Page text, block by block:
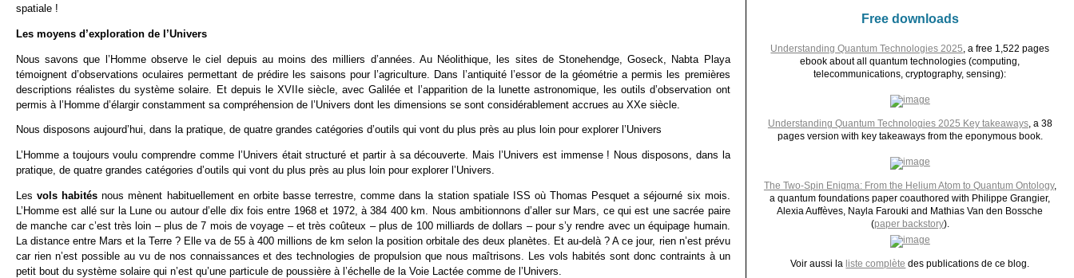
spatiale !
Les moyens d’exploration de l’Univers
Nous savons que l’Homme observe le ciel depuis au moins des milliers d’années. Au Néolithique, les sites de Stonehendge, Goseck, Nabta Playa
témoignent d’observations oculaires permettant de prédire les saisons pour l’agriculture. Dans l’antiquité l’essor de la géométrie a permis les premières
descriptions réalistes du système solaire. Et depuis le XVIIe siècle, avec Galilée et l’apparition de la lunette astronomique, les outils d’observation ont
permis à l’Homme d’élargir constamment sa compréhension de l’Univers dont les dimensions se sont considérablement accrues au XXe siècle.
Nous disposons aujourd’hui, dans la pratique, de quatre grandes catégories d’outils qui vont du plus près au plus loin pour explorer l’Univers
L’Homme a toujours voulu comprendre comme l’Univers était structuré et partir à sa découverte. Mais l’Univers est immense ! Nous disposons, dans la
pratique, de quatre grandes catégories d’outils qui vont du plus près au plus loin pour explorer l’Univers.
Lesvols habitésnous mènent habituellement en orbite basse terrestre, comme dans la station spatiale ISS où Thomas Pesquet a séjourné six mois.
L’Homme est allé sur la Lune ou autour d’elle dix fois entre 1968 et 1972, à 384 400 km. Nous ambitionnons d’aller sur Mars, ce qui est une sacrée paire
de manche car c’est très loin – plus de 7 mois de voyage – et très coûteux – plus de 100 milliards de dollars – pour s’y rendre avec un équipage humain.
La distance entre Mars et la Terre ? Elle va de 55 à 400 millions de km selon la position orbitale des deux planètes. Et au-delà ? A ce jour, rien n’est prévu
car rien n’est possible au vu de nos connaissances et des technologies de propulsion que nous maîtrisons. Les vols habités sont donc contraints à un
petit bout du système solaire qui n’est qu’une particule de poussière à l’échelle de la Voie Lactée comme de l’Univers.
Free downloads
Understanding Quantum Technologies 2025 , a free 1,522 pages
ebook about all quantum technologies (computing,
telecommunications, cryptography, sensing):
Understanding Quantum Technologies 2025 Key takeaways, a 38
pages version with key takeaways from the eponymous book.
The Two-Spin Enigma: From the Helium Atom to Quantum Ontology,
a quantum foundations paper coauthored with Philippe Grangier,
Alexia Auffèves, Nayla Farouki and Mathias Van den Bossche
(paper backstory).
Voir aussi la liste complète des publications de ce blog.